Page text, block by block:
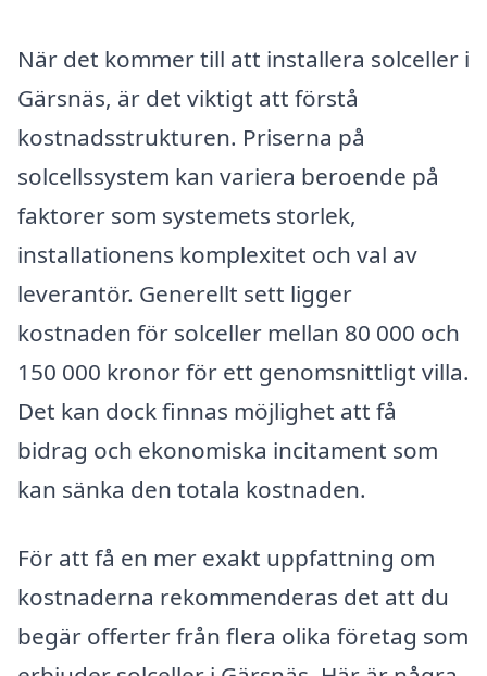
När det kommer till att installera solceller i
Gärsnäs, är det viktigt att förstå
kostnadsstrukturen. Priserna på
solcellssystem kan variera beroende på
faktorer som systemets storlek,
installationens komplexitet och val av
leverantör. Generellt sett ligger
kostnaden för solceller mellan 80 000 och
150 000 kronor för ett genomsnittligt villa.
Det kan dock finnas möjlighet att få
bidrag och ekonomiska incitament som
kan sänka den totala kostnaden.
För att få en mer exakt uppfattning om
kostnaderna rekommenderas det att du
begär offerter från flera olika företag som